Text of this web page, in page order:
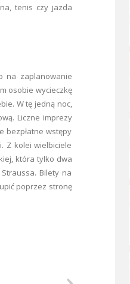
tenis czy jazda
na zaplanowanie
osobie wycieczkę
W tę jedną noc,
Liczne imprezy
bezpłatne wstępy
Z kolei wielbiciele
która tylko dwa
Bilety na
poprzez stronę